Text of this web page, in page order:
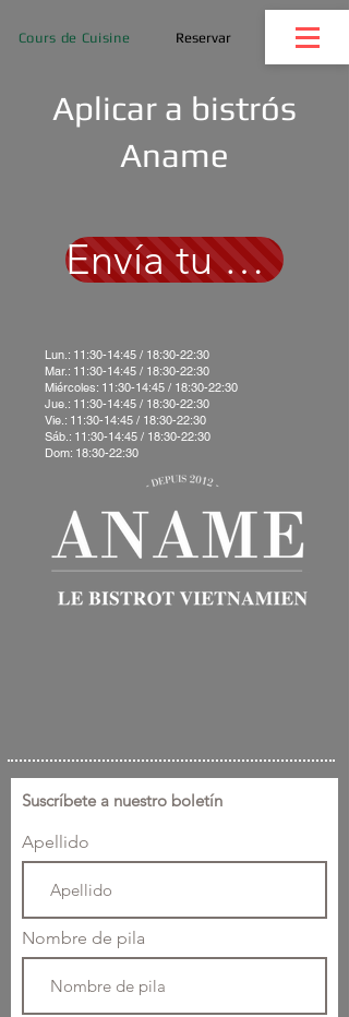
Reservar
Cours de Cuisine
Aplicar a bistrós
Aname
Envía tu currículum
Lun.: 11:30-14:45 / 18:30-22:30
Mar.: 11:30-14:45 / 18:30-22:30
Miércoles: 11:30-14:45 / 18:30-22:30
Jue.: 11:30-14:45 / 18:30-22:30
Vie.: 11:30-14:45 / 18:30-22:30
Sáb.: 11:30-14:45 / 18:30-22:30
Dom: 18:30-22:30
Suscríbete a nuestro boletín
Apellido
Nombre de pila